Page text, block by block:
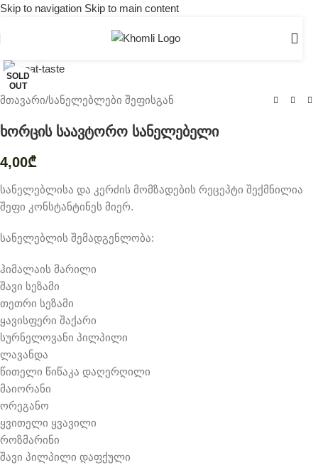
Skip to navigation Skip to main content
SOLD
OUT
მთავარი/სანელებლები შეფისგან
ხორცის საავტორო სანელებელი
4,00₾
სანელებლისა და კერძის მომზადების რეცეპტი შექმნილია
შეფი კონსტანტინეს მიერ.
სანელებლის შემადგენლობა:
ჰიმალაის მარილი
შავი სეზამი
თეთრი სეზამი
ყავისფერი შაქარი
სურნელოვანი პილპილი
ლავანდა
წითელი წიწაკა დაღერღილი
მაიორანი
ორეგანო
ყვითელი ყვავილი
როზმარინი
შავი პილპილი დაფქული